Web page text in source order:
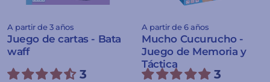
A partir de 3 años
Juego de cartas - Bata
waff
3
A partir de 6 años
Mucho Cucurucho -
Juego de Memoria y
Táctica
3